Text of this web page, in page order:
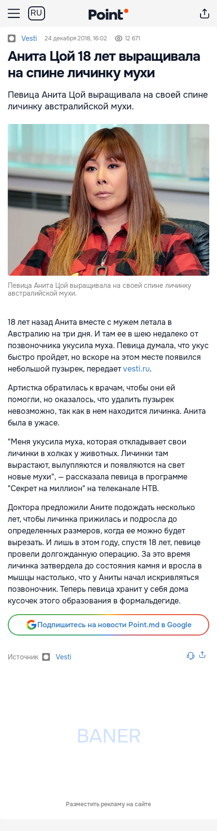
RU
Vesti 24 декабря 2018, 16:02 12 671
Анита Цой 18 лет выращивала
на спине личинку мухи
Певица Анита Цой выращивала на своей спине
личинку австралийской мухи.
Певица Анита Цой выращивала на своей спине личинку
австралийской мухи.
18 лет назад Анита вместе с мужем летала в
Австралию на три дня. И там ее в шею недалеко от
позвоночника укусила муха. Певица думала, что укус
быстро пройдет, но вскоре на этом месте появился
небольшой пузырек, передаетvesti.ru.
Артистка обратилась к врачам, чтобы они ей
помогли, но оказалось, что удалить пузырек
невозможно, так как в нем находится личинка. Анита
была в ужасе.
"Меня укусила муха, которая откладывает свои
личинки в холках у животных. Личинки там
вырастают, вылупляются и появляются на свет
новые мухи", — рассказала певица в программе
"Секрет на миллион" на телеканале НТВ.
Доктора предложили Аните подождать несколько
лет, чтобы личинка прижилась и подросла до
определенных размеров, когда ее можно будет
вырезать. И лишь в этом году, спустя 18 лет, певице
провели долгожданную операцию. За это время
личинка затвердела до состояния камня и вросла в
мышцы настолько, что у Аниты начал искривляться
позвоночник. Теперь певица хранит у себя дома
кусочек этого образования в формальдегиде.
Подпишитесь на новости Point.md в Google
Источник Vesti
Разместить рекламу на сайте